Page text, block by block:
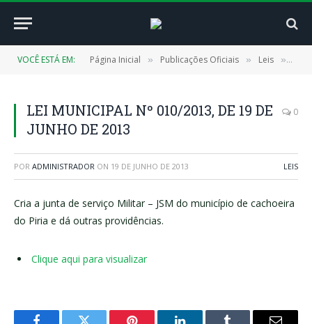
VOCÊ ESTÁ EM: Página Inicial » Publicações Oficiais » Leis »
LEI MUNICIPAL Nº 010/2013, DE 19 DE
JUNHO DE 2013
0
POR ADMINISTRADOR ON 19 DE JUNHO DE 2013 LEIS
Cria a junta de serviço Militar – JSM do município de cachoeira
do Piria e dá outras providências.
Clique aqui para visualizar